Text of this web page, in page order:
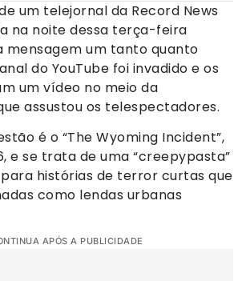
um telejornal da Record News
na noite dessa terça-feira
mensagem um tanto quanto
do YouTube foi invadido e os
um vídeo no meio da
assustou os telespectadores.
é o “The Wyoming Incident”,
e se trata de uma “creepypasta”
histórias de terror curtas que
como lendas urbanas
APÓS A PUBLICIDADE